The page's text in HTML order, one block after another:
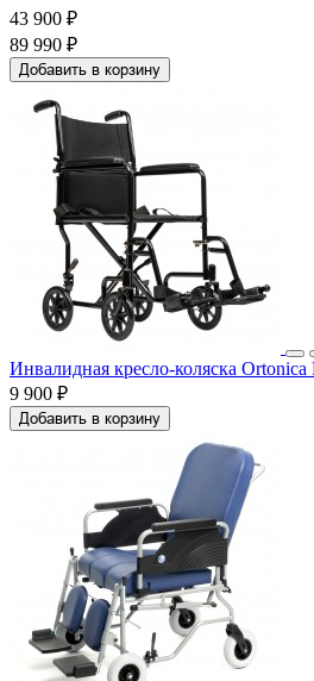
43 900 ₽
89 990 ₽
Добавить в корзину
Инвалидная кресло-коляска Ortonica
9 900 ₽
Добавить в корзину